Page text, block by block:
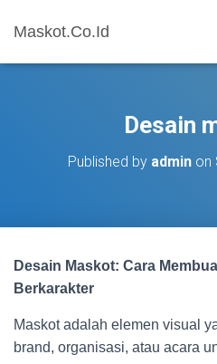
Maskot.Co.Id
Desain
Published by admin on
Desain Maskot: Cara
Berkarakter
Maskot adalah elemen visual
brand, organisasi, atau acara